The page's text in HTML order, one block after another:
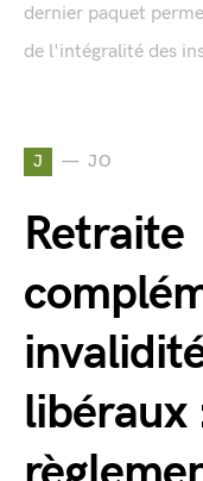
dernier paquet
de l'intégralité des
J JO
Retraite
libéraux